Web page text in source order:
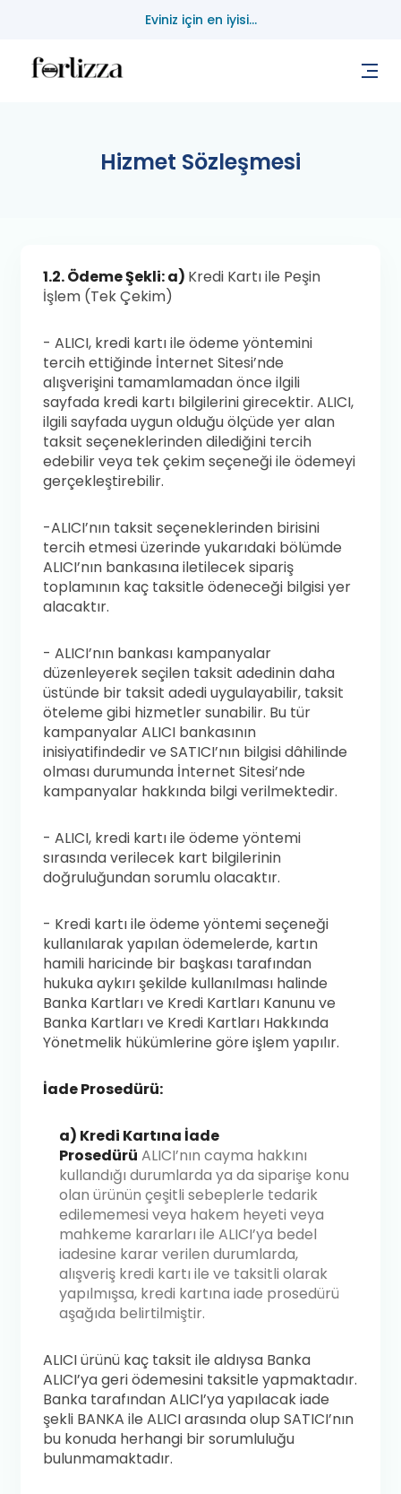
Eviniz için en iyisi...
Hizmet Sözleşmesi
1.2. Ödeme Şekli: a) Kredi Kartı ile Peşin
İşlem (Tek Çekim)
- ALICI, kredi kartı ile ödeme yöntemini
tercih ettiğinde İnternet Sitesi’nde
alışverişini tamamlamadan önce ilgili
sayfada kredi kartı bilgilerini girecektir. ALICI,
ilgili sayfada uygun olduğu ölçüde yer alan
taksit seçeneklerinden dilediğini tercih
edebilir veya tek çekim seçeneği ile ödemeyi
gerçekleştirebilir.
-ALICI’nın taksit seçeneklerinden birisini
tercih etmesi üzerinde yukarıdaki bölümde
ALICI’nın bankasına iletilecek sipariş
toplamının kaç taksitle ödeneceği bilgisi yer
alacaktır.
- ALICI’nın bankası kampanyalar
düzenleyerek seçilen taksit adedinin daha
üstünde bir taksit adedi uygulayabilir, taksit
öteleme gibi hizmetler sunabilir. Bu tür
kampanyalar ALICI bankasının
inisiyatifindedir ve SATICI’nın bilgisi dâhilinde
olması durumunda İnternet Sitesi’nde
kampanyalar hakkında bilgi verilmektedir.
- ALICI, kredi kartı ile ödeme yöntemi
sırasında verilecek kart bilgilerinin
doğruluğundan sorumlu olacaktır.
- Kredi kartı ile ödeme yöntemi seçeneği
kullanılarak yapılan ödemelerde, kartın
hamili haricinde bir başkası tarafından
hukuka aykırı şekilde kullanılması halinde
Banka Kartları ve Kredi Kartları Kanunu ve
Banka Kartları ve Kredi Kartları Hakkında
Yönetmelik hükümlerine göre işlem yapılır.
İade Prosedürü:
a) Kredi Kartına İade
Prosedürü ALICI’nın cayma hakkını
kullandığı durumlarda ya da siparişe konu
olan ürünün çeşitli sebeplerle tedarik
edilememesi veya hakem heyeti veya
mahkeme kararları ile ALICI’ya bedel
iadesine karar verilen durumlarda,
alışveriş kredi kartı ile ve taksitli olarak
yapılmışsa, kredi kartına iade prosedürü
aşağıda belirtilmiştir.
ALICI ürünü kaç taksit ile aldıysa Banka
ALICI’ya geri ödemesini taksitle yapmaktadır.
Banka tarafından ALICI’ya yapılacak iade
şekli BANKA ile ALICI arasında olup SATICI’nın
bu konuda herhangi bir sorumluluğu
bulunmamaktadır.